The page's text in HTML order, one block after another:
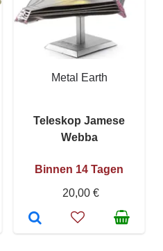
Metal Earth
Teleskop Jamese
Webba
Binnen 14 Tagen
20,00 €